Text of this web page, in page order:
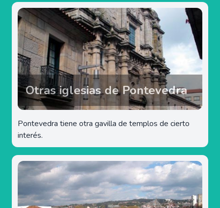
Otras iglesias de Pontevedra
Pontevedra tiene otra gavilla de templos de cierto
interés.